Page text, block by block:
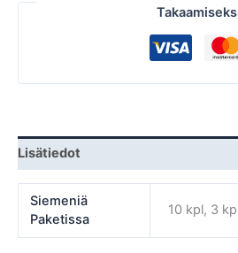
Lisätiedot
Siemeniä
Paketissa
10 kpl, 3